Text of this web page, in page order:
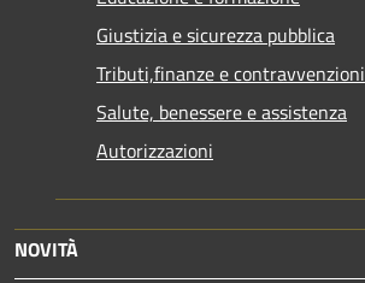
Giustizia e sicurezza pubblica
Tributi,finanze e contravvenzioni
Salute, benessere e assistenza
Autorizzazioni
NOVITÀ